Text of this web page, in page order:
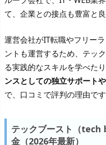
て、企業との接点も豊富と良
運営会社がIT転職やフリー
ントも運営するため、テッ
る実践的なスキルを学べたり
ンスとしての独立サポート
で、口コミで評判の理由です
テックブースト（tech
金（2026年最新）